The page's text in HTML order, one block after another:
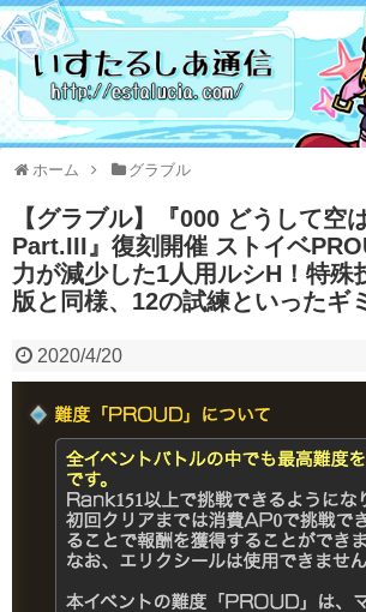
ホーム グラブル
【グラブル】『000 どうして空
Part.III』復刻開催 ストイベ
力が減少した1人用ルシH！特殊
版と同様、12の試練といったギ
2020/4/20